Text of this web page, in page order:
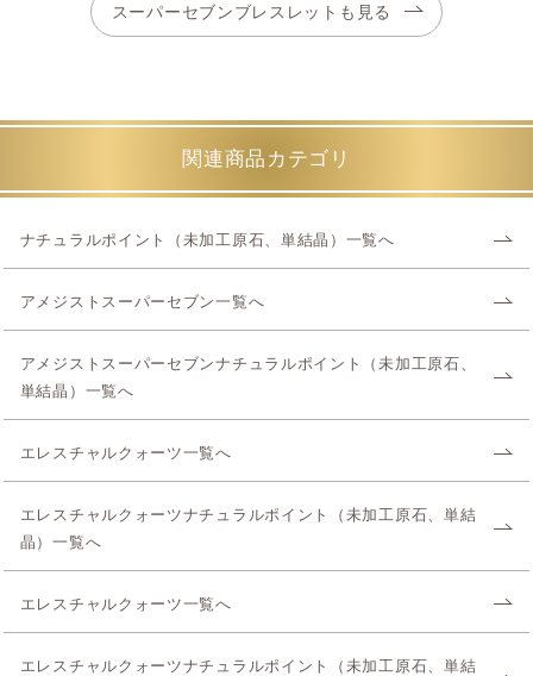
スーパーセブンブレスレットも見る
関連商品カテゴリ
ナチュラルポイント（未加工原石、単結晶）一覧へ
アメジストスーパーセブン一覧へ
アメジストスーパーセブンナチュラルポイント（未加工原石、
単結晶）一覧へ
エレスチャルクォーツ一覧へ
エレスチャルクォーツナチュラルポイント（未加工原石、単結
晶）一覧へ
エレスチャルクォーツ一覧へ
エレスチャルクォーツナチュラルポイント（未加工原石、単結